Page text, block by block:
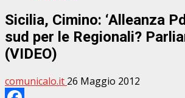
Sicilia, Cimino: ‘Alleanza
sud per le Regionali?
(VIDEO)
comunicalo.it 26 Maggio 2012